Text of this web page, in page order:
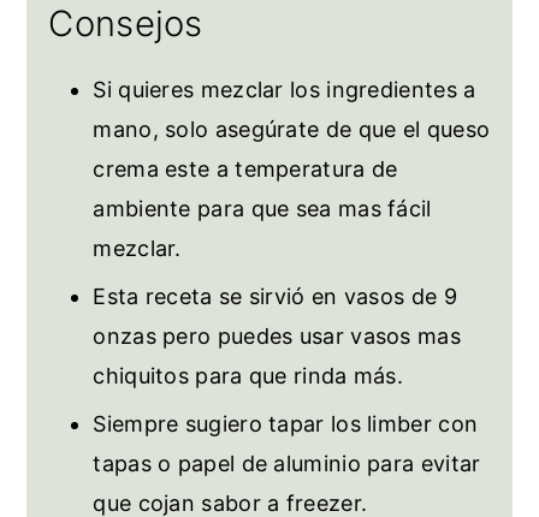
Consejos
Si quieres mezclar los ingredientes a
mano, solo asegúrate de que el queso
crema este a temperatura de
ambiente para que sea mas fácil
mezclar.
Esta receta se sirvió en vasos de 9
onzas pero puedes usar vasos mas
chiquitos para que rinda más.
Siempre sugiero tapar los limber con
tapas o papel de aluminio para evitar
que cojan sabor a freezer.